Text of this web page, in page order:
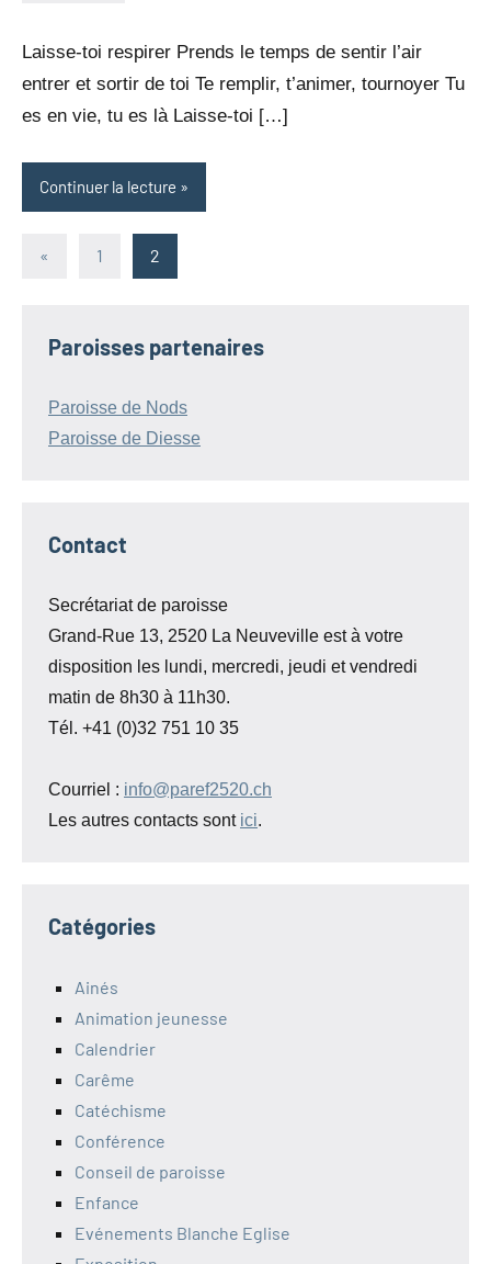
leresche
Laisse-toi respirer Prends le temps de sentir l’air
entrer et sortir de toi Te remplir, t’animer, tournoyer Tu
es en vie, tu es là Laisse-toi […]
Continuer la lecture
Pagination
publications
« Publications
précédentes
1 2
Paroisses partenaires
Paroisse de Nods
Paroisse de Diesse
Contact
Secrétariat de paroisse
Grand-Rue 13, 2520 La Neuveville est à votre
disposition les lundi, mercredi, jeudi et vendredi
matin de 8h30 à 11h30.
Tél. +41 (0)32 751 10 35
Courriel : info@paref2520.ch
Les autres contacts sont ici.
Catégories
Ainés
Animation jeunesse
Calendrier
Carême
Catéchisme
Conférence
Conseil de paroisse
Enfance
Evénements Blanche Eglise